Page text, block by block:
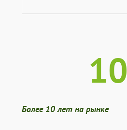
10
Более 10 лет на рынке